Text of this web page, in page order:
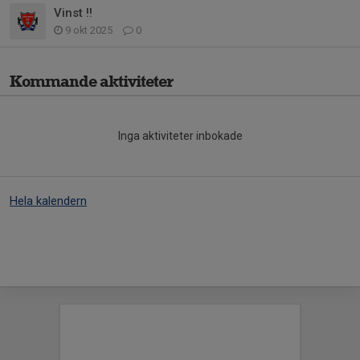
Vinst !!
9 okt 2025 0
Kommande aktiviteter
Inga aktiviteter inbokade
Hela kalendern